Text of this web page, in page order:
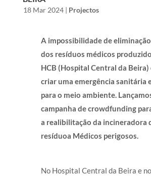
18 Mar 2024| Projectos
A impossibilidade de
dos resíduos médicos
HCB (Hospital Central da Beira)
criar uma emergência sanitária
para o meio ambiente.
campanha de crowdfunding
a realibilitação da incineradora
resíduoa Médicos perigosos.
No Hospital Central da Beira e